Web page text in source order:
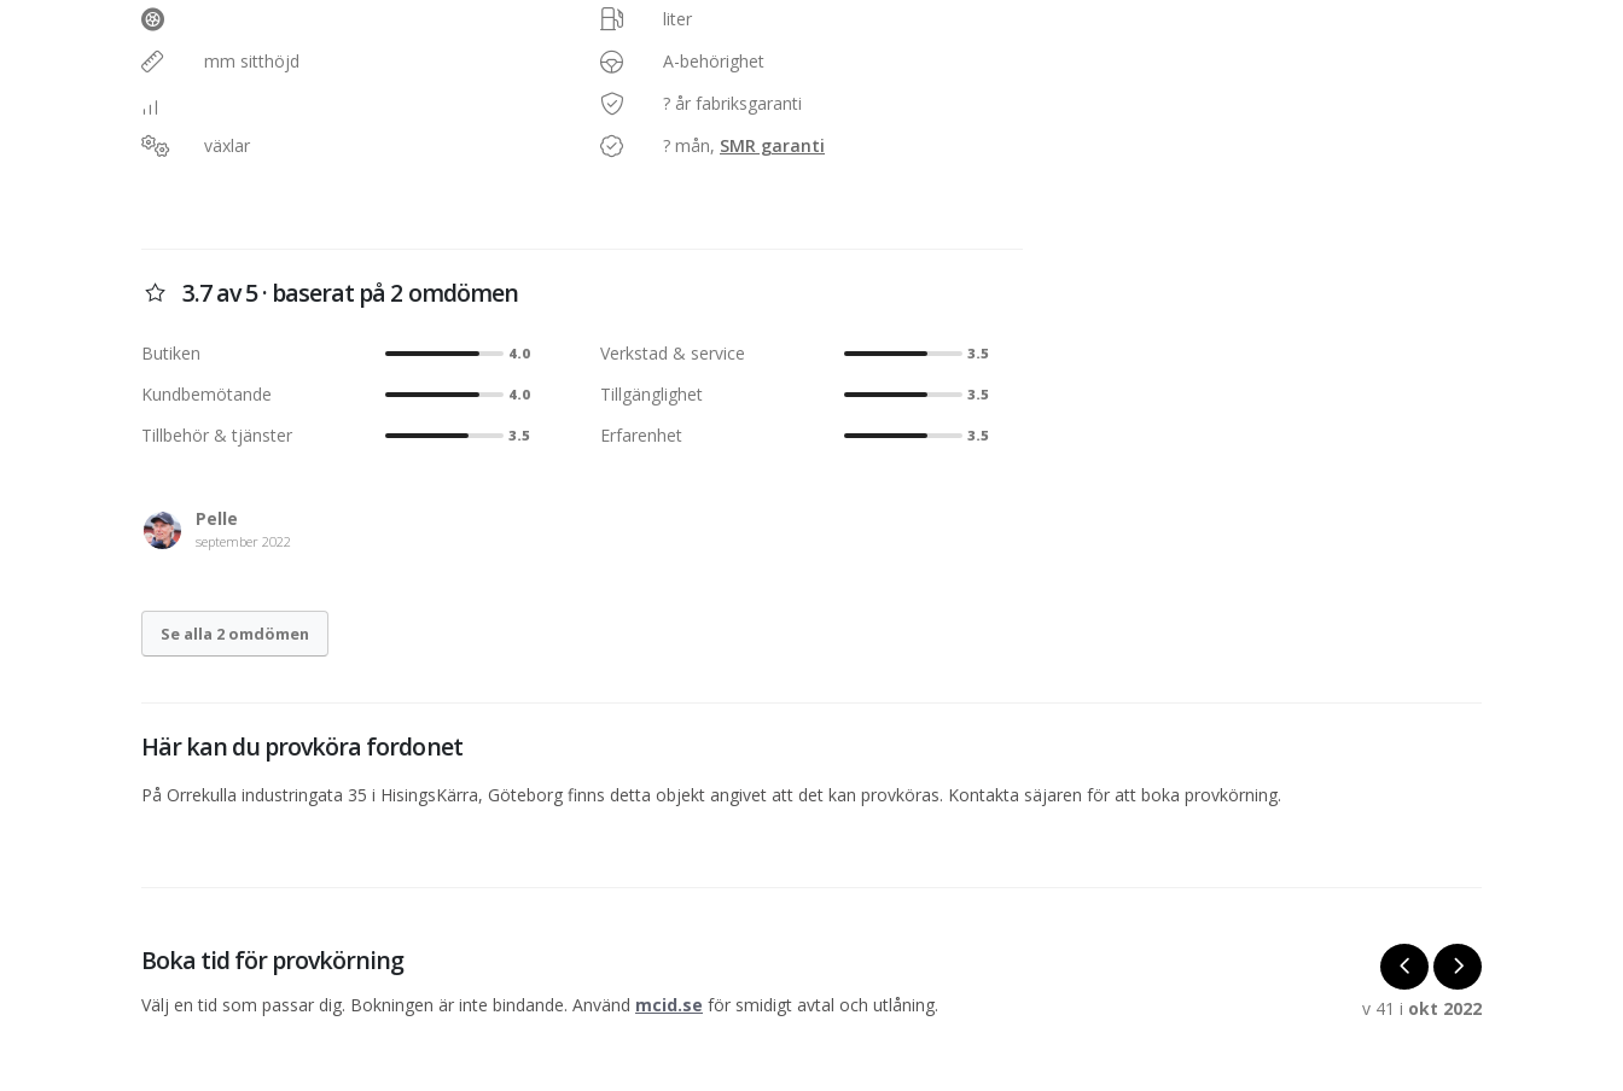
mm sitthöjd
växlar
liter
A-behörighet
? år fabriksgaranti
? mån, SMR garanti
3.7 av 5 · baserat på 2 omdömen
Butiken 4.0 Verkstad & service 3.5
Kundbemötande 4.0 Tillgänglighet 3.5
Tillbehör & tjänster 3.5 Erfarenhet 3.5
Pelle
september 2022
Se alla 2 omdömen
Här kan du provköra fordonet
På Orrekulla industringata 35 i HisingsKärra, Göteborg finns detta objekt angivet att det kan provköras. Kontakta säjaren för att boka provkörning.
Boka tid för provkörning
Välj en tid som passar dig. Bokningen är inte bindande. Använd mcid.se för smidigt avtal och utlåning. v 41 i okt 2022